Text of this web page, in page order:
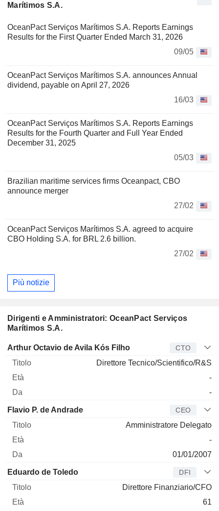
Marítimos S.A.
OceanPact Serviços Marítimos S.A. Reports Earnings
Results for the First Quarter Ended March 31, 2026
09/05
OceanPact Serviços Marítimos S.A. announces Annual
dividend, payable on April 27, 2026
16/03
OceanPact Serviços Marítimos S.A. Reports Earnings
Results for the Fourth Quarter and Full Year Ended
December 31, 2025
05/03
Brazilian maritime services firms Oceanpact, CBO
announce merger
27/02
OceanPact Serviços Marítimos S.A. agreed to acquire
CBO Holding S.A. for BRL 2.6 billion.
27/02
Più notizie
Dirigenti e Amministratori: OceanPact Serviços
Marítimos S.A.
Manager Titolo Età Da
Arthur Octavio de Avila Kós Filho CTO
Direttore Tecnico/Scientifico/R&S
-
-
Flavio P. de Andrade CEO
Amministratore Delegato
-
01/01/2007
Eduardo de Toledo DFI
Direttore Finanziario/CFO
61